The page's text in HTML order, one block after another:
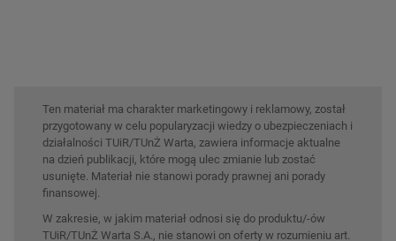
Ten materiał ma charakter marketingowy i reklamowy, został
przygotowany w celu popularyzacji wiedzy o ubezpieczeniach i
działalności TUiR/TUnŻ Warta, zawiera informacje aktualne
na dzień publikacji, które mogą ulec zmianie lub zostać
usunięte. Materiał nie stanowi porady prawnej ani porady
finansowej.
W zakresie, w jakim materiał odnosi się do produktu/-ów
TUiR/TUnŻ Warta S.A., nie stanowi on oferty w rozumieniu art.